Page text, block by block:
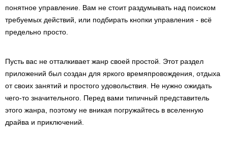
понятное управление. Вам не стоит раздумывать над поиском
требуемых действий, или подбирать кнопки управления - всё
предельно просто.
Пусть вас не отталкивает жанр своей простой. Этот раздел
приложений был создан для яркого времяпровождения, отдыха
от своих занятий и простого удовольствия. Не нужно ожидать
чего-то значительного. Перед вами типичный представитель
этого жанра, поэтому не вникая погружайтесь в вселенную
драйва и приключений.